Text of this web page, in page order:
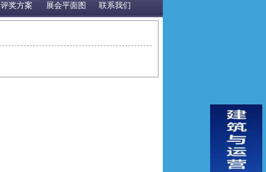
评奖方案 展会平面图 联系我们